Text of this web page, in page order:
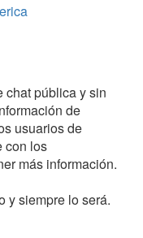
chat pública y sin
de
usuarios de
con los
más información.
y siempre lo será.